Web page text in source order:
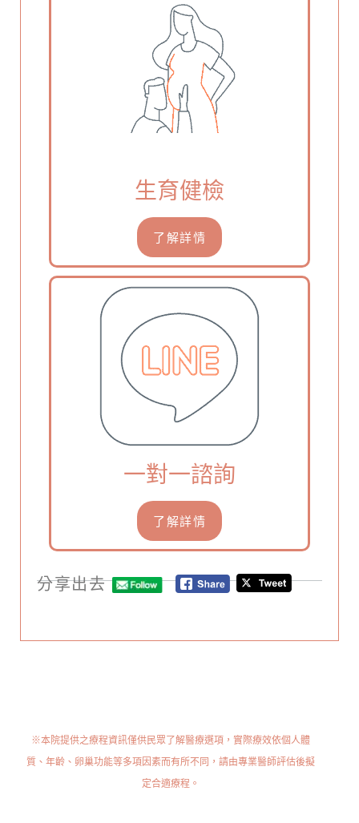
生育健檢
了解詳情
一對一諮詢
了解詳情
分享出去
※本院提供之療程資訊僅供民眾了解醫療選項，實際療效依個人體
質、年齡、卵巢功能等多項因素而有所不同，請由專業醫師評估後擬
定合適療程。